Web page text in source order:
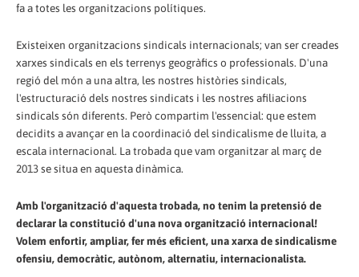
fa a totes les organitzacions polítiques.
Existeixen organitzacions sindicals internacionals; van ser creades
xarxes sindicals en els terrenys geogràfics o professionals. D'una
regió del món a una altra, les nostres històries sindicals,
l'estructuració dels nostres sindicats i les nostres afiliacions
sindicals són diferents. Però compartim l'essencial: que estem
decidits a avançar en la coordinació del sindicalisme de lluita, a
escala internacional. La trobada que vam organitzar al març de
2013 se situa en aquesta dinàmica.
Amb l'organització d'aquesta trobada, no tenim la pretensió de
declarar la constitució d'una nova organització internacional!
Volem enfortir, ampliar, fer més eficient, una xarxa de sindicalisme
ofensiu, democràtic, autònom, alternatiu, internacionalista.